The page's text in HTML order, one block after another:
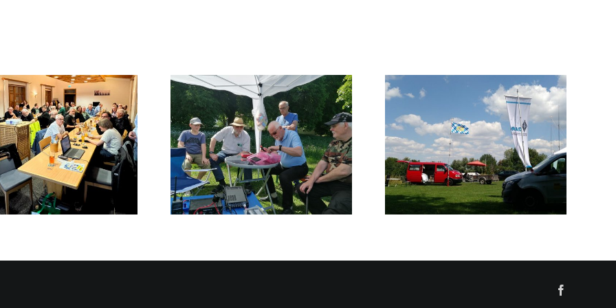
Sommerfest der Funker auf
dem Kalvarienberg
Fieldday 2026
Neuer Ausbildungskurs ab
Herbst